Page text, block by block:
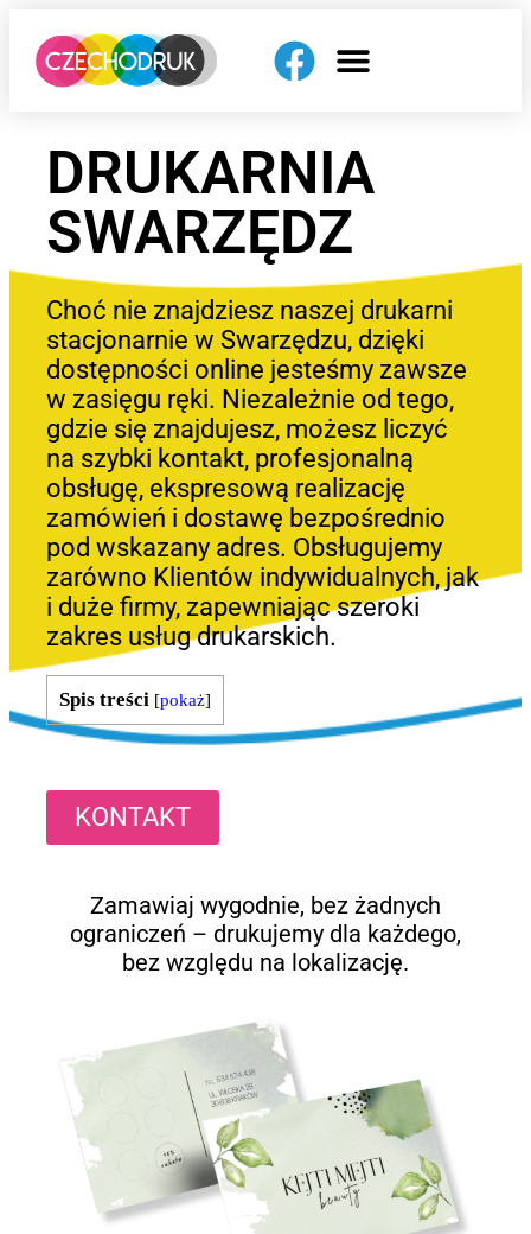
DRUKARNIA
SWARZĘDZ
Choć nie znajdziesz naszej drukarni
stacjonarnie w Swarzędzu, dzięki
dostępności online jesteśmy zawsze
w zasięgu ręki. Niezależnie od tego,
gdzie się znajdujesz, możesz liczyć
na szybki kontakt, profesjonalną
obsługę, ekspresową realizację
zamówień i dostawę bezpośrednio
pod wskazany adres. Obsługujemy
zarówno Klientów indywidualnych, jak
i duże firmy, zapewniając szeroki
zakres usług drukarskich.
Spis treści [pokaż]
KONTAKT
Zamawiaj wygodnie, bez żadnych
ograniczeń – drukujemy dla każdego,
bez względu na lokalizację.